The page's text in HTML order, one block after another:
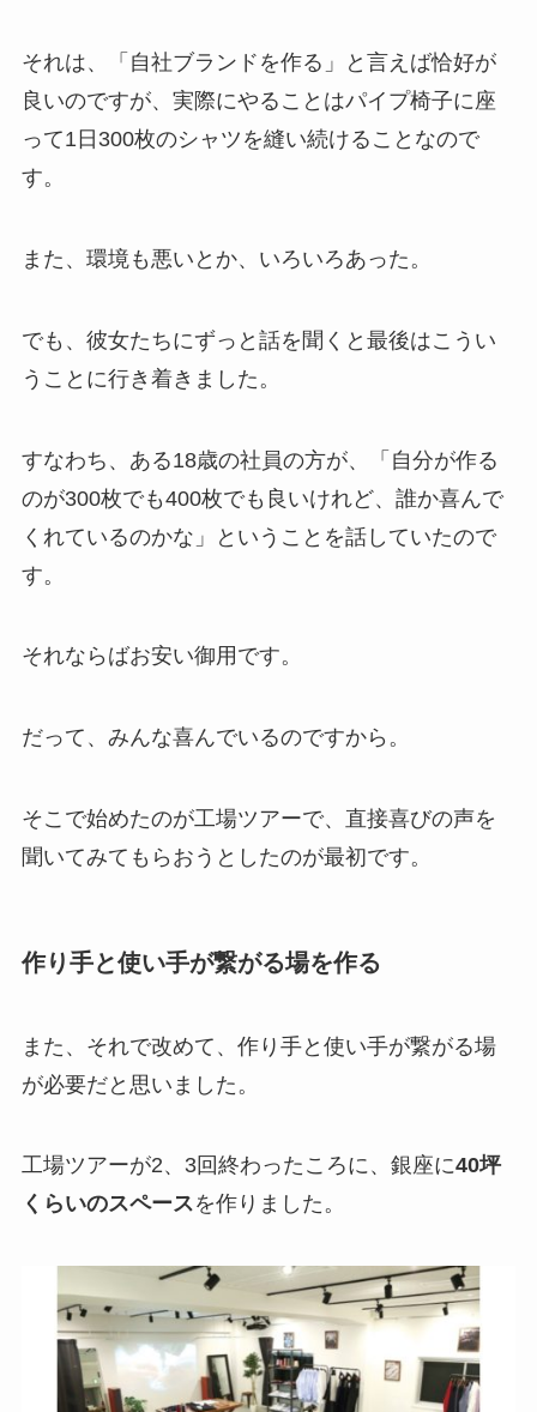
それは、「自社ブランドを作る」と言えば恰好が
良いのですが、実際にやることはパイプ椅子に座
って1日300枚のシャツを縫い続けることなので
す。
また、環境も悪いとか、いろいろあった。
でも、彼女たちにずっと話を聞くと最後はこうい
うことに行き着きました。
すなわち、ある18歳の社員の方が、「自分が作る
のが300枚でも400枚でも良いけれど、誰か喜んで
くれているのかな」ということを話していたので
す。
それならばお安い御用です。
だって、みんな喜んでいるのですから。
そこで始めたのが工場ツアーで、直接喜びの声を
聞いてみてもらおうとしたのが最初です。
作り手と使い手が繋がる場を作る
また、それで改めて、作り手と使い手が繋がる場
が必要だと思いました。
工場ツアーが2、3回終わったころに、銀座に40坪
くらいのスペースを作りました。